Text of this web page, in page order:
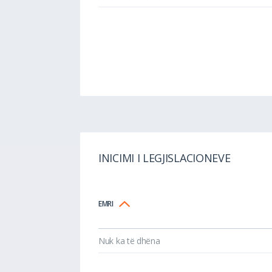
INICIMI I LEGJISLACIONEVE
EMRI
Nuk ka të dhëna